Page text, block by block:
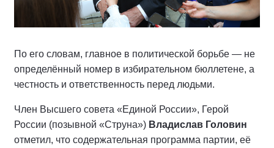
По его словам, главное в политической борьбе — не
определённый номер в избирательном бюллетене, а
честность и ответственность перед людьми.
Член Высшего совета «Единой России», Герой
России (позывной «Струна») Владислав Головин
отметил, что содержательная программа партии, её